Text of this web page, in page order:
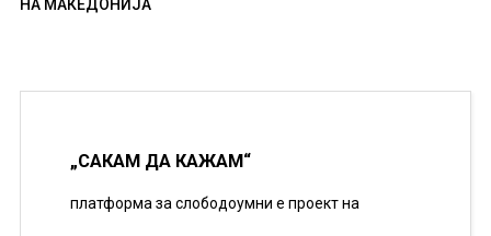
НА МАКЕДОНИЈА
„САКАМ ДА КАЖАМ“
платформа за слободоумни е проект на